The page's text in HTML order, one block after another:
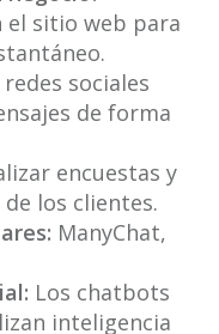
el sitio web para
sociales
de forma
encuestas y
los clientes.
ManyChat,
Los chatbots
inteligencia